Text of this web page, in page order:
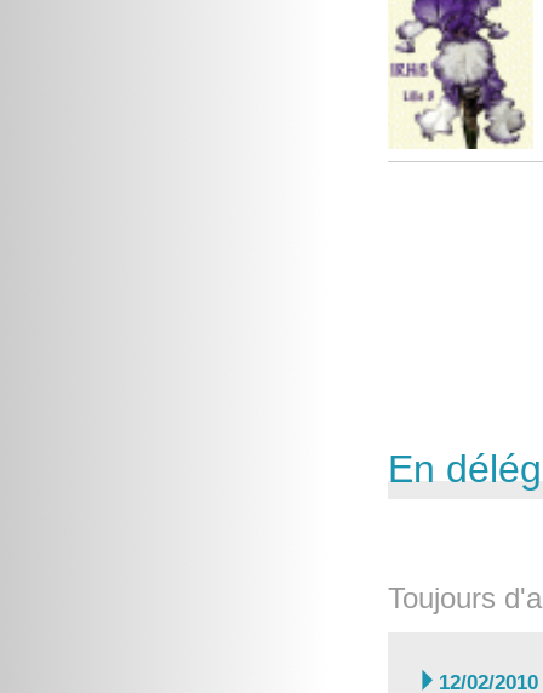
En
Toujours
 12/02/2010